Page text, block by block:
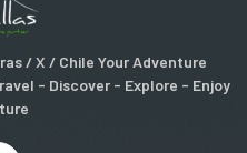
/ X / Chile Your Adventure
- Discover - Explore - Enjoy